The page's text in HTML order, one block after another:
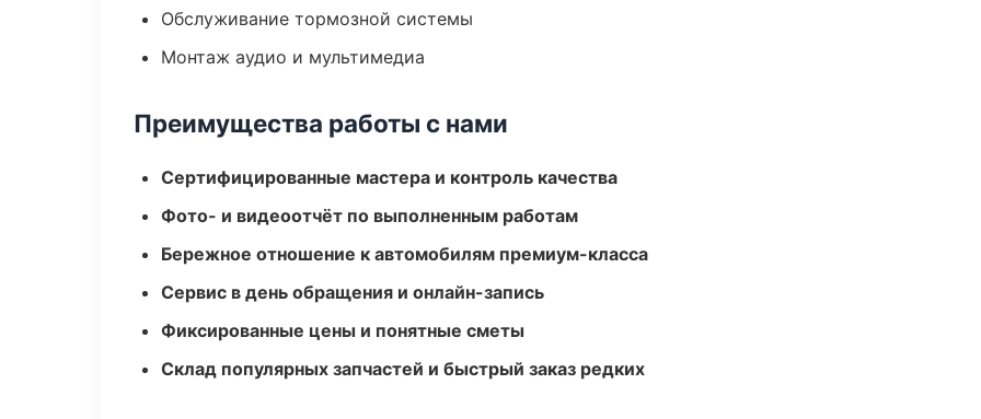
Обслуживание тормозной системы
Монтаж аудио и мультимедиа
Преимущества работы с нами
Сертифицированные мастера и контроль качества
Фото- и видеоотчёт по выполненным работам
Бережное отношение к автомобилям премиум-класса
Сервис в день обращения и онлайн-запись
Фиксированные цены и понятные сметы
Склад популярных запчастей и быстрый заказ редких